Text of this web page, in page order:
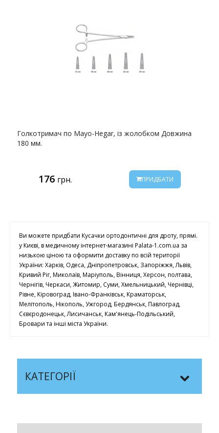
Голкотримач по Mayo-Hegar, із жолобком Довжина
180 мм.
176 грн. ПРИДБАТИ
Ви можете придбати Кусачки ортодонтичні для дроту, прямі.
у Києві, в медичному інтернет-магазині Palata-1.com.ua за
низькою ціною та оформити доставку по всій території
України: Харків, Одеса, Дніпропетровськ, Запоріжжя, Львів,
Кривий Ріг, Миколаїв, Маріуполь, Вінниця, Херсон, полтава,
Чернігів, Черкаси, Житомир, Суми, Хмельницький, Чернівці,
Рівне, Кіровоград, Івано-Франківськ, Краматорськ,
Мелітополь, Нікополь, Ужгород, Бердянськ, Павлоград,
Сєвєродонецьк, Лисичанськ, Кам'янець-Подільський,
Бровари та інші міста України.
КАТЕГОРІЇ